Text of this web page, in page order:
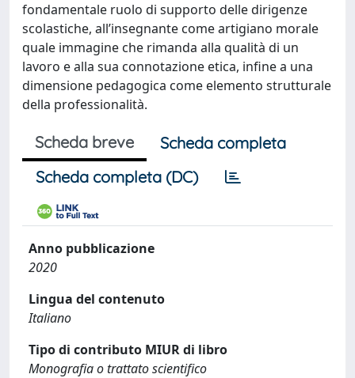
fondamentale ruolo di supporto delle dirigenze
scolastiche, all’insegnante come artigiano morale
quale immagine che rimanda alla qualità di un
lavoro e alla sua connotazione etica, infine a una
dimensione pedagogica come elemento strutturale
della professionalità.
Scheda breve
Scheda completa
Scheda completa (DC)
Anno pubblicazione
2020
Lingua del contenuto
Italiano
Tipo di contributo MIUR di libro
Monografia o trattato scientifico